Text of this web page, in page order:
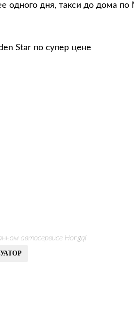
одного дня, такси до дома по
Star по супер цене
автосервисе Hongqi
ЭВАКУАТОР